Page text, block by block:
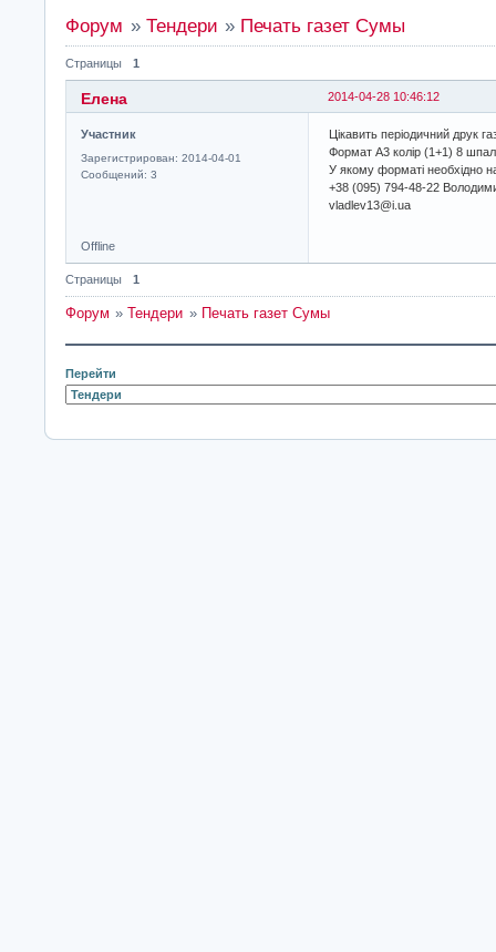
Форум » Тендери » Печать газет Сумы
Страницы 1
2014-04-28 10:46:12
Елена
Участник
Зарегистрирован: 2014-04-01
Сообщений: 3
Цікавить періодичний друк
Формат А3 колір (1+1) 8
У якому форматі необхідно
+38 (095) 794-48-22
vladlev13@i.ua
Offline
Страницы 1
Форум »Тендери » Печать газет Сумы
Перейти